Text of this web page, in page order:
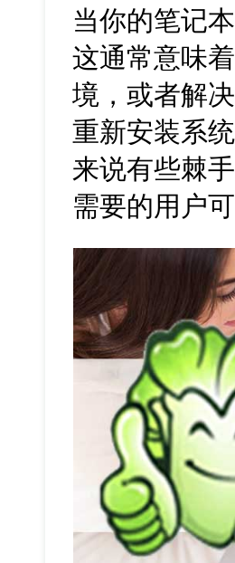
当你的笔记
这通常意味
境，或者解
重新安装系
来说有些棘
需要的用户